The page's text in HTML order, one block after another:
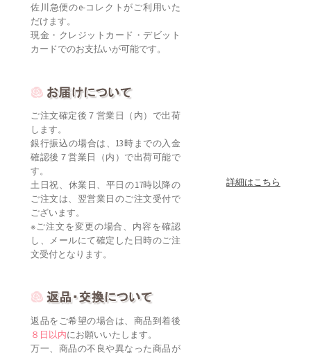
佐川急便のe-コレクトがご利用いた
だけます。
現金・クレジットカード・デビット
カードでのお支払いが可能です。
ご注文確定後７営業日（内）で出荷
します。
銀行振込の場合は、13時までの入金
確認後７営業日（内）で出荷可能で
す。
土日祝、休業日、平日の17時以降の
ご注文は、翌営業日のご注文受付で
ございます。
※ご注文を変更の場合、内容を確認
し、メールにて確定した日時のご注
文受付となります。
詳細はこちら
返品をご希望の場合は、商品到着後
８日以内にお願いいたします。
万一、商品の不良や異なった商品が